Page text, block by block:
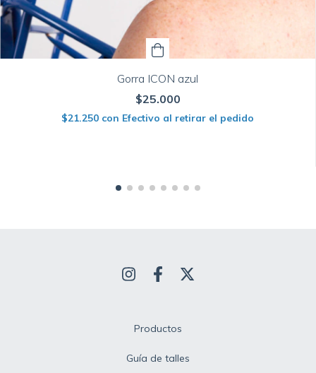
Gorra ICON azul
$25.000
$21.250 con Efectivo al retirar el pedido
Productos
Guía de talles